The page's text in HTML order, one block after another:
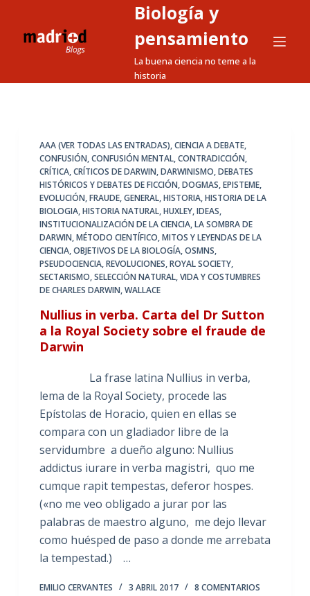
a
Biología y
pensamiento
La buena ciencia no teme a la
historia
AAA (VER TODAS LAS ENTRADAS),CIENCIA A DEBATE,
CONFUSIÓN,CONFUSIÓN MENTAL,CONTRADICCIÓN,
CRÍTICA,CRÍTICOS DE DARWIN,DARWINISMO,DEBATES
HISTÓRICOS Y DEBATES DE FICCIÓN,DOGMAS,EPISTEME,
EVOLUCIÓN,FRAUDE,GENERAL,HISTORIA,HISTORIA DE LA
BIOLOGIA,HISTORIA NATURAL,HUXLEY,IDEAS,
INSTITUCIONALIZACIÓN DE LA CIENCIA,LA SOMBRA DE
DARWIN,MÉTODO CIENTÍFICO,MITOS Y LEYENDAS DE LA
CIENCIA,OBJETIVOS DE LA BIOLOGÍA,OSMNS,
PSEUDOCIENCIA,REVOLUCIONES,ROYAL SOCIETY,
SECTARISMO,SELECCIÓN NATURAL,VIDA Y COSTUMBRES
DE CHARLES DARWIN,WALLACE
Nullius in verba. Carta del Dr Sutton
a la Royal Society sobre el fraude de
Darwin
La frase latina Nullius in verba,
lema de la Royal Society, procede las
Epístolas de Horacio, quien en ellas se
compara con un gladiador libre de la
servidumbre a dueño alguno: Nullius
addictus iurare in verba magistri, quo me
cumque rapit tempestas, deferor hospes.
(«no me veo obligado a jurar por las
palabras de maestro alguno, me dejo llevar
como huésped de paso a donde me arrebata
la tempestad.) …
EMILIO CERVANTES 3 ABRIL 2017 8 COMENTARIOS